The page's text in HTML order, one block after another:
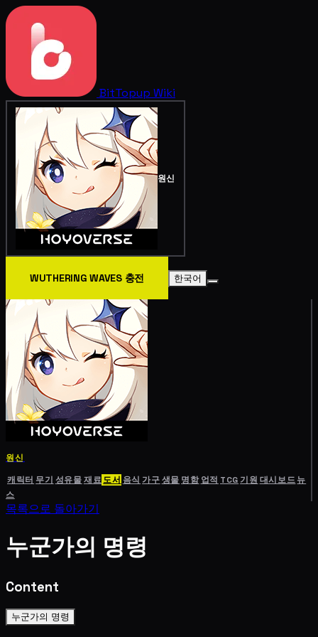
BitTopup Wiki
원신
WUTHERING WAVES 충전 한국어
원신
캐릭터 무기 성유물재료도서 음식 가구생물 명함 업적 TCG기원 대시보드뉴
스
목록으로 돌아가기
누군가의 명령
Content
누군가의 명령